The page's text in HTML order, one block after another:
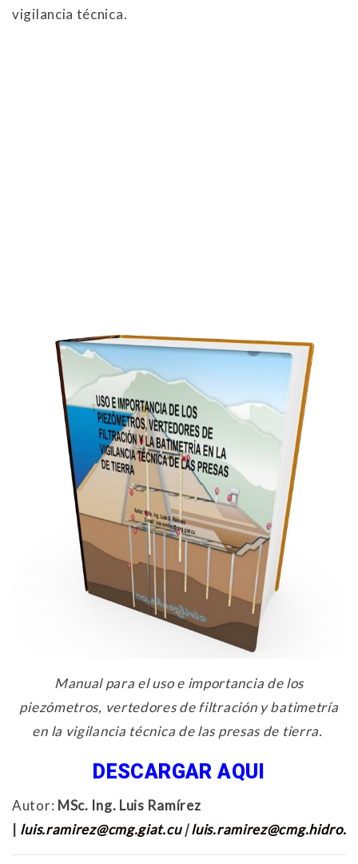
vigilancia técnica.
Manual para el uso e importancia de los
piezómetros, vertedores de filtración y batimetría
en la vigilancia técnica de las presas de tierra.
DESCARGAR AQUI
Autor: MSc. Ing. Luis Ramírez
luis.ramirez@cmg.giat.cu|